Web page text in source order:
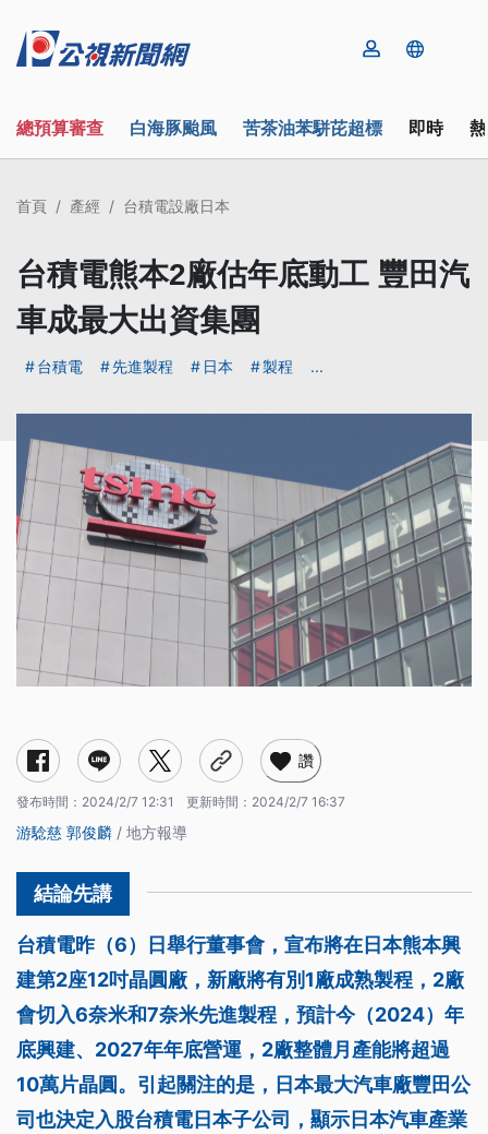
總預算審查 白海豚颱風 苦茶油苯駢芘超標 即時
首頁 產經 台積電設廠日本
台積電熊本2廠估年底動工 豐田汽
車成最大出資集團
台積電 先進製程 日本 製程 ...
讚
發布時間： 2024/2/7 12:31 更新時間： 2024/2/7 16:37
游騐慈 郭俊麟 / 地方報導
台積電昨（6）日舉行董事會，宣布將在日本熊本興
建第2座12吋晶圓廠，新廠將有別1廠成熟製程，2廠
會切入6奈米和7奈米先進製程，預計今（2024）年
底興建、2027年年底營運，2廠整體月產能將超過
10萬片晶圓。引起關注的是，日本最大汽車廠豐田公
司也決定入股台積電日本子公司，顯示日本汽車產業